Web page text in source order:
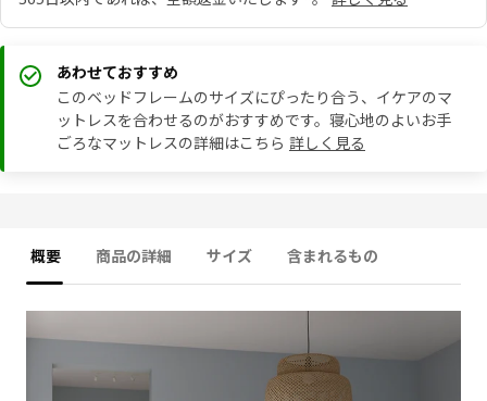
あわせておすすめ
このベッドフレームのサイズにぴったり合う、イケアのマ
ットレスを合わせるのがおすすめです。寝心地のよいお手
ごろなマットレスの詳細はこちら 詳しく見る
概要 商品の詳細 サイズ 含まれるもの